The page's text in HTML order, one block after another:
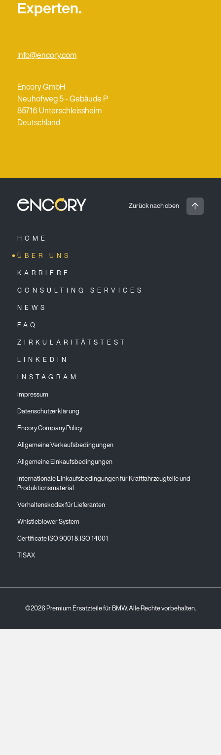
Experten.
info@encory.com
Encory GmbH
Neuhofweg 5 - Gebäude P
85716 Unterschleissheim
Deutschland
Zurück nach oben
HOME
ÜBER UNS
KARRIERE
CONSULTING SERVICES
NEWS
FAQ
ZIRKULARITÄTSTEST
LINKEDIN
INSTAGRAM
Impressum
Datenschutzerklärung
Encory Company Policy
Allgemeine Verkaufsbedingungen
Allgemeine Einkaufsbedingungen
Internationale Einkaufsbedingungen für Kraftfahrzeugteile und
Produktionsmaterial
Verhaltenskodex für Lieferanten
Whistleblower System
Certificate ISO 9001 & ISO 14001
TISAX
©2026 Premium Ersatzteile für BMW. Alle Rechte vorbehalten.